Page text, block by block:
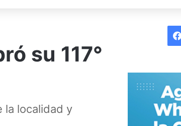
su 117°
la localidad y